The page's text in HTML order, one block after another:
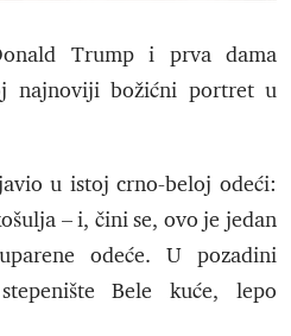
Trump i prva dama
najnoviji božićni portret u
u istoj crno-beloj odeći:
– i, čini se, ovo je jedan
odeće. U pozadini
Bele kuće, lepo